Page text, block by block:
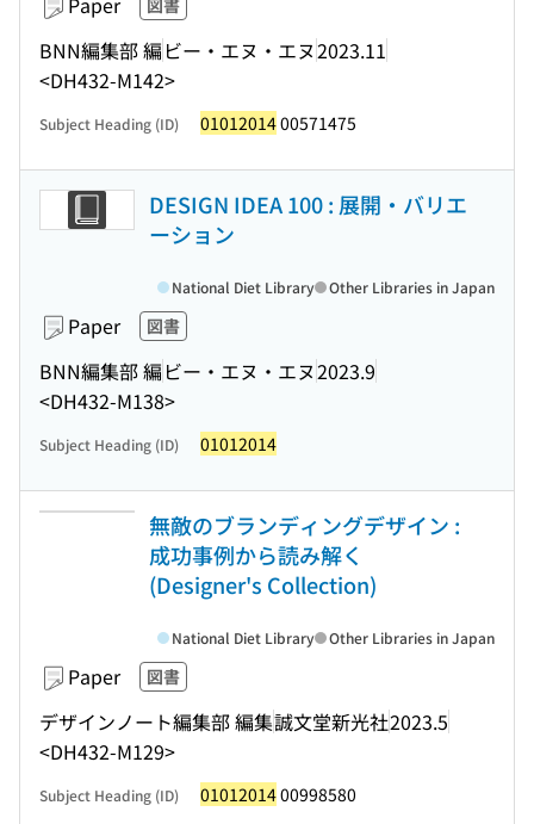
図書
BNN編集部 編 ビー・エヌ・エヌ2023.11
<DH432-M142>
Subject Heading (ID) 0101201400571475
DESIGN IDEA 100 : 展開・バリエ
ーション
Paper 図書
BNN編集部 編 ビー・エヌ・エヌ2023.9
<DH432-M138>
National Diet Library Other Libraries in Japan
Subject Heading (ID) 01012014
無敵のブランディングデザイン :
成功事例から読み解く
(Designer's Collection)
Paper 図書
デザインノート編集部 編集誠文堂新光社2023.5
<DH432-M129>
National Diet Library Other Libraries in Japan
Subject Heading (ID) 0101201400998580